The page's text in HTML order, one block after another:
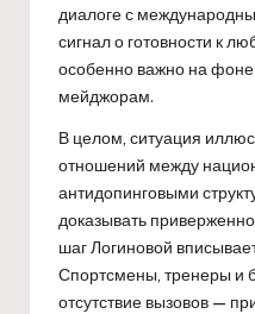
диалоге с
сигнал о готовности к
особенно важно на
мейджорам.
В целом, ситуация
отношений между
антидопинговыми
доказывать
шаг Логиновой
Спортсмены, тренеры и
отсутствие вызовов —